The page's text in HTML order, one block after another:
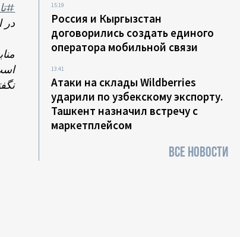
در
15:19
Россия и Кыргызстан
договорились создать единого
оператора мобильной связи
13:41
Атаки на склады Wildberries
ударили по узбекскому экспорту.
Ташкент назначил встречу с
маркетплейсом
ВСЕ НОВОСТИ